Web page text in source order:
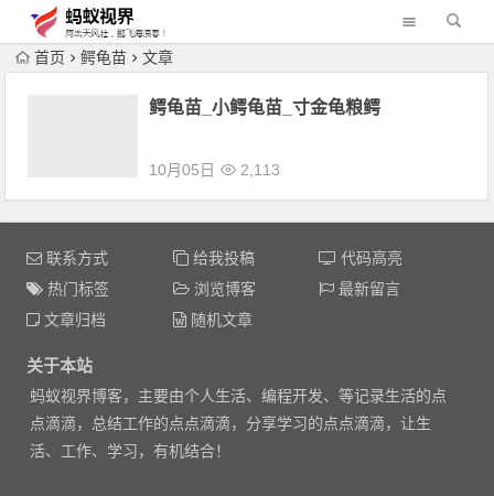
首页 鳄龟苗 文章
鳄龟苗_小鳄龟苗_寸金龟粮鳄
10月05日 2,113
联系方式 给我投稿
代码高亮
热门标签
浏览博客
最新留言
文章归档
随机文章
关于本站
蚂蚁视界博客，主要由个人生活、编程开发、等记录生活的点
点滴滴，总结工作的点点滴滴，分享学习的点点滴滴，让生
活、工作、学习，有机结合！